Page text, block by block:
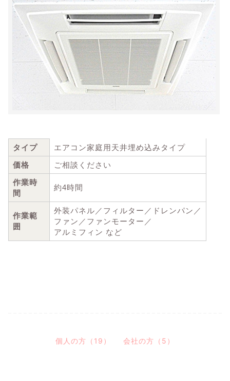
タイプ
エアコン家庭用天井埋め込みタイプ
価格
ご相談ください
作業時
間
約4時間
作業範
囲
外装パネル／フィルター／ドレンパン／
ファン／ファンモーター／
アルミフィン など
個人の方（19） 会社の方（5）